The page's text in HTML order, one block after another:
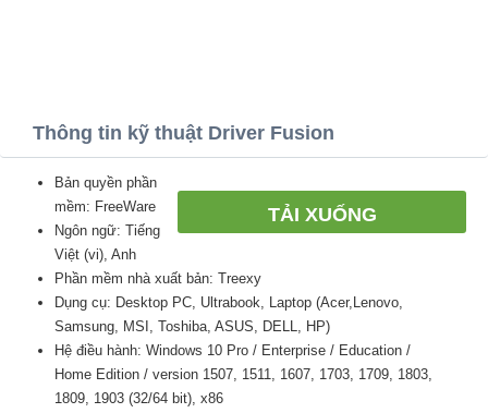
Thông tin kỹ thuật Driver Fusion
TẢI XUỐNG
Bản quyền phần
mềm: FreeWare
Ngôn ngữ: Tiếng
Việt (vi), Anh
Phần mềm nhà xuất bản: Treexy
Dụng cụ: Desktop PC, Ultrabook, Laptop (Acer,Lenovo,
Samsung, MSI, Toshiba, ASUS, DELL, HP)
Hệ điều hành: Windows 10 Pro / Enterprise / Education /
Home Edition / version 1507, 1511, 1607, 1703, 1709, 1803,
1809, 1903 (32/64 bit), x86